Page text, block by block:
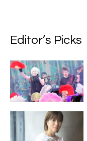
Editor’s Picks